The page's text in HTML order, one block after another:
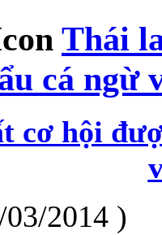
Thái
cá ngừ
cơ hội
2014 )